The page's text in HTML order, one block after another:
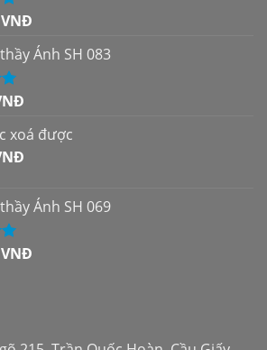
VNĐ
Ánh SH 083
xoá được
Ánh SH 069
VNĐ